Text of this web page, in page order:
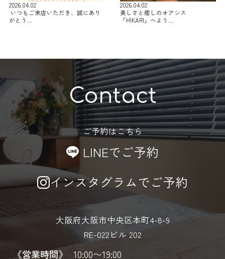
2026.04.02
⁡ いつもご来店いただき、誠にあり
がとう…
2026.04.02
美しさと癒しのオアシス
「HIKARI」へよう…
Contact
ご予約はこちら
LINEでご予約
インスタグラムでご予約
大阪府大阪市中央区本町4-8-9
RE-022ビル 202
《営業時間》 10:00〜19:00